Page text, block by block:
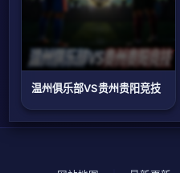
温州俱乐部VS贵州贵阳竞技